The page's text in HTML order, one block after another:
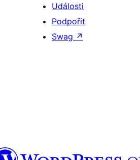
Události
Podpořit
Swag ↗